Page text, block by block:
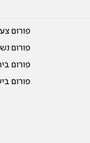
פורום
פורום
פורום
פורום